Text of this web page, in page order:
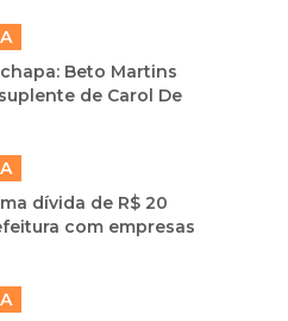
Beto Martins
de Carol De
dívida de R$ 20
com empresas